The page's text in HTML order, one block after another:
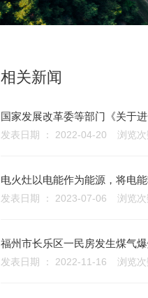
相关新闻
发表日期 ： 2022-04-20 浏览
发表日期 ： 2023-07-06 浏览
福州市长乐区一民房发生煤气
发表日期 ： 2022-11-16 浏览